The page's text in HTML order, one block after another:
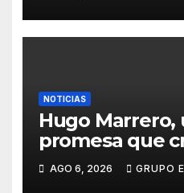
NOTICIAS
Hugo Marrero,
promesa que
música y la
Carnaval
AGO 6, 2026 GRUPO